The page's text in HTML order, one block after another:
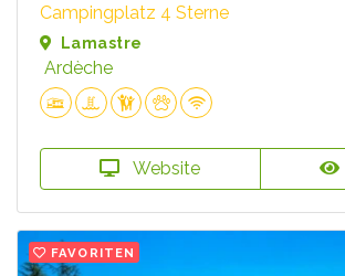
Campingplatz 4 Sterne
Lamastre
Ardèche
Website
FAVORITEN